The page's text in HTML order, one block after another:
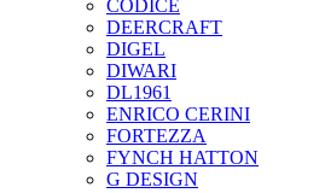
CODICE
DEERCRAFT
DIGEL
DIWARI
DL1961
ENRICO CERINI
FORTEZZA
FYNCH HATTON
G DESIGN